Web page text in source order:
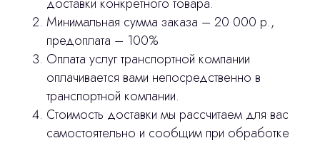
Минимальная сумма заказа – 20 000 р.,
предоплата – 100%
Оплата услуг транспортной компании
оплачивается вами непосредственно в
транспортной компании.
Стоимость доставки мы рассчитаем для вас
самостоятельно и сообщим при обработке
сделано stasicus